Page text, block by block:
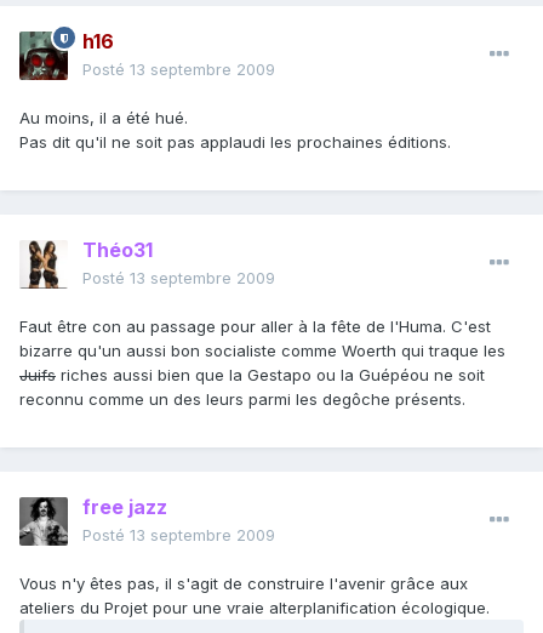
h16
Posté 13 septembre 2009
Au moins, il a été hué.
Pas dit qu'il ne soit pas applaudi les prochaines éditions.
Théo31
Posté 13 septembre 2009
Faut être con au passage pour aller à la fête de l'Huma. C'est
bizarre qu'un aussi bon socialiste comme Woerth qui traque les
Juifs riches aussi bien que la Gestapo ou la Guépéou ne soit
reconnu comme un des leurs parmi les degôche présents.
free jazz
Posté 13 septembre 2009
Vous n'y êtes pas, il s'agit de construire l'avenir grâce aux
ateliers du Projet pour une vraie alterplanification écologique.